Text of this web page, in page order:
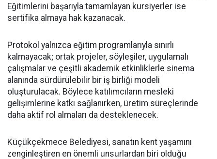
Eğitimlerini başarıyla tamamlayan kursiyerler ise
sertifika almaya hak kazanacak.
Protokol yalnızca eğitim programlarıyla sınırlı
kalmayacak; ortak projeler, söyleşiler, uygulamalı
çalışmalar ve çeşitli akademik etkinliklerle sinema
alanında sürdürülebilir bir iş birliği modeli
oluşturulacak. Böylece katılımcıların mesleki
gelişimlerine katkı sağlanırken, üretim süreçlerinde
daha aktif rol almaları da desteklenecek.
Küçükçekmece Belediyesi, sanatın kent yaşamını
zenginleştiren en önemli unsurlardan biri olduğu